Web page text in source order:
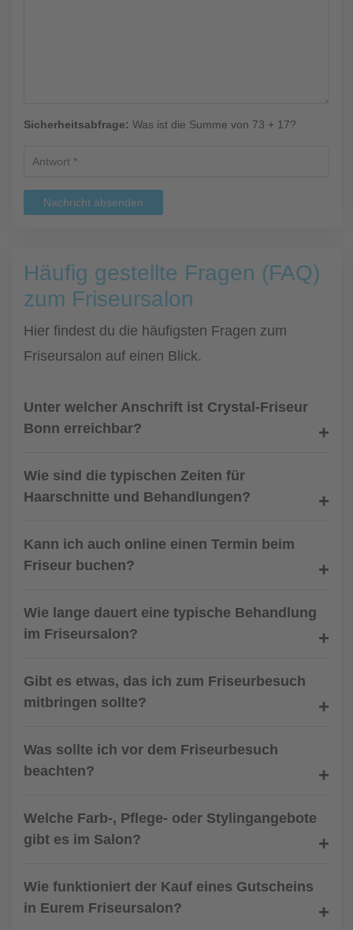
Sicherheitsabfrage: Was ist die Summe von 73 + 17?
Nachricht absenden
Häufig gestellte Fragen (FAQ)
zum Friseursalon
Hier findest du die häufigsten Fragen zum
Friseursalon auf einen Blick.
Unter welcher Anschrift ist Crystal-Friseur
Bonn erreichbar?
Wie sind die typischen Zeiten für
Haarschnitte und Behandlungen?
Kann ich auch online einen Termin beim
Friseur buchen?
Wie lange dauert eine typische Behandlung
im Friseursalon?
Gibt es etwas, das ich zum Friseurbesuch
mitbringen sollte?
Was sollte ich vor dem Friseurbesuch
beachten?
Welche Farb-, Pflege- oder Stylingangebote
gibt es im Salon?
Wie funktioniert der Kauf eines Gutscheins
in Eurem Friseursalon?